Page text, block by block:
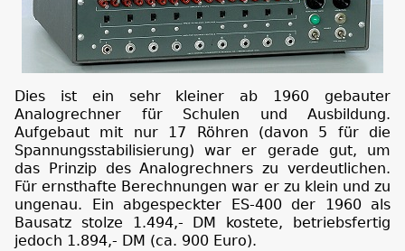
Dies ist ein sehr kleiner ab 1960 gebauter
Analogrechner für Schulen und Ausbildung.
Aufgebaut mit nur 17 Röhren (davon 5 für die
Spannungsstabilisierung) war er gerade gut, um
das Prinzip des Analogrechners zu verdeutlichen.
Für ernsthafte Berechnungen war er zu klein und zu
ungenau. Ein abgespeckter ES-400 der 1960 als
Bausatz stolze 1.494,- DM kostete, betriebsfertig
jedoch 1.894,- DM (ca. 900 Euro).